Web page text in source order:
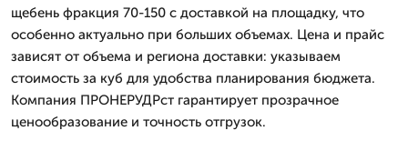
щебень фракция 70-150 с доставкой на площадку, что
особенно актуально при больших объемах. Цена и прайс
зависят от объема и региона доставки: указываем
стоимость за куб для удобства планирования бюджета.
Компания ПРОНЕРУДРст гарантирует прозрачное
ценообразование и точность отгрузок.